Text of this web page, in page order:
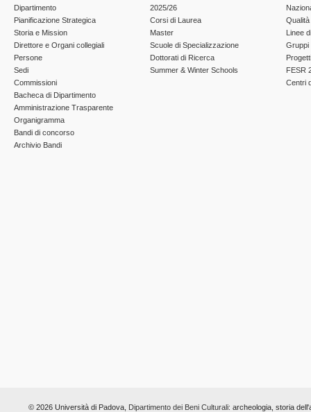
Dipartimento
Pianificazione Strategica
Storia e Mission
Direttore e Organi collegiali
Persone
Sedi
Commissioni
Bacheca di Dipartimento
Amministrazione Trasparente
Organigramma
Bandi di concorso
Archivio Bandi
2025/26
Corsi di Laurea
Master
Scuole di Specializzazione
Dottorati di Ricerca
Summer & Winter Schools
Linee
Gruppi
FESR
Centri
© 2026 Università di Padova, Dipartimento dei Beni Culturali: archeologia, storia